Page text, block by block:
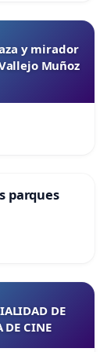
y mirador
Muñoz
parques
DE
DE CINE